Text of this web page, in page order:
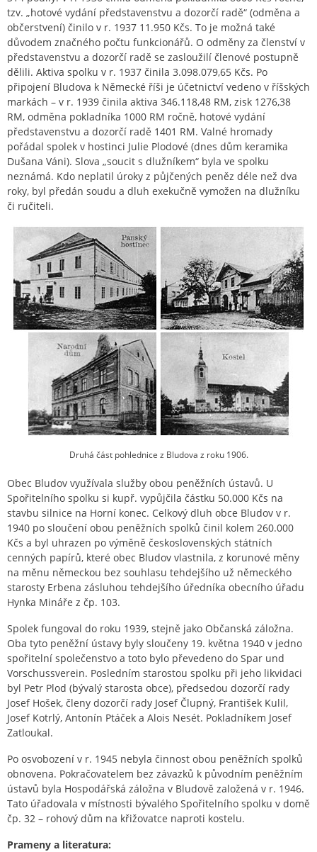
tzv. „hotové vydání představenstvu a dozorčí radě“ (odměna a
občerstvení) činilo v r. 1937 11.950 Kčs. To je možná také
důvodem značného počtu funkcionářů. O odměny za členství v
představenstvu a dozorčí radě se zasloužilí členové postupně
dělili. Aktiva spolku v r. 1937 činila 3.098.079,65 Kčs. Po
připojení Bludova k Německé říši je účetnictví vedeno v říšských
markách – v r. 1939 činila aktiva 346.118,48 RM, zisk 1276,38
RM, odměna pokladníka 1000 RM ročně, hotové vydání
představenstvu a dozorčí radě 1401 RM. Valné hromady
pořádal spolek v hostinci Julie Plodové (dnes dům keramika
Dušana Váni). Slova „soucit s dlužníkem“ byla ve spolku
neznámá. Kdo neplatil úroky z půjčených peněz déle než dva
roky, byl předán soudu a dluh exekučně vymožen na dlužníku
či ručiteli.
Druhá část pohlednice z Bludova z roku 1906.
Obec Bludov využívala služby obou peněžních ústavů. U
Spořitelního spolku si kupř. vypůjčila částku 50.000 Kčs na
stavbu silnice na Horní konec. Celkový dluh obce Bludov v r.
1940 po sloučení obou peněžních spolků činil kolem 260.000
Kčs a byl uhrazen po výměně československých státních
cenných papírů, které obec Bludov vlastnila, z korunové měny
na měnu německou bez souhlasu tehdejšího už německého
starosty Erbena zásluhou tehdejšího úředníka obecního úřadu
Hynka Mináře z čp. 103.
Spolek fungoval do roku 1939, stejně jako Občanská záložna.
Oba tyto peněžní ústavy byly sloučeny 19. května 1940 v jedno
spořitelní společenstvo a toto bylo převedeno do Spar und
Vorschussverein. Posledním starostou spolku při jeho likvidaci
byl Petr Plod (bývalý starosta obce), předsedou dozorčí rady
Josef Hošek, členy dozorčí rady Josef Člupný, František Kulil,
Josef Kotrlý, Antonín Ptáček a Alois Nesét. Pokladníkem Josef
Zatloukal.
Po osvobození v r. 1945 nebyla činnost obou peněžních spolků
obnovena. Pokračovatelem bez závazků k původním peněžním
ústavů byla Hospodářská záložna v Bludově založená v r. 1946.
Tato úřadovala v místnosti bývalého Spořitelního spolku v domě
čp. 32 – rohový dům na křižovatce naproti kostelu.
Prameny a literatura: